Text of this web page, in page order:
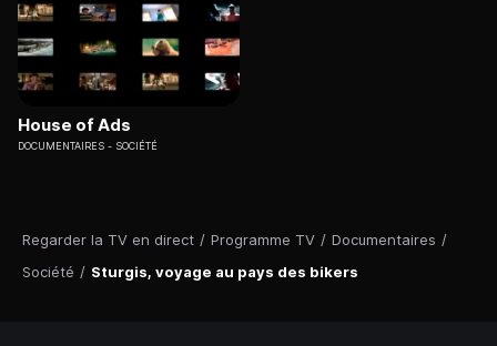
Regarder la TV en direct / Programme TV / Documentaires /
Société / Sturgis, voyage au pays des bikers
House of Ads
DOCUMENTAIRES SOCIÉTÉ